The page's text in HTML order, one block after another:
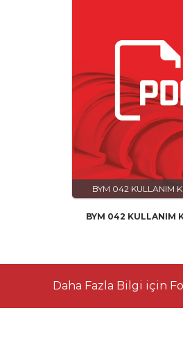
BYM 042 KULLANIM
BYM 042 KULLANIM
Daha Fazla Bilgi için